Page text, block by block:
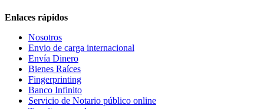
Enlaces rápidos
Nosotros
Envio de carga internacional
Envía Dinero
Bienes Raíces
Fingerprinting
Banco Infinito
Servicio de Notario público online